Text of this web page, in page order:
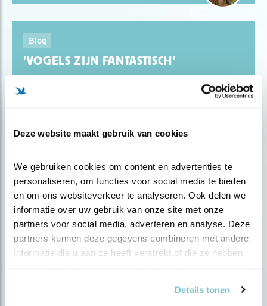
Deze website maakt gebruik van cookies
We gebruiken cookies om content en advertenties te
personaliseren, om functies voor social media te bieden
en om ons websiteverkeer te analyseren. Ook delen we
informatie over uw gebruik van onze site met onze
partners voor social media, adverteren en analyse. Deze
partners kunnen deze gegevens combineren met andere
informatie die u aan ze heeft verstrekt of die ze hebben
Details tonen
Blog
'VOGELS ZIJN FANTASTISCH'
Blog
“VOGELS KIJKEN KAN ALTIJD EN
OVERAL!”
Door Vogelbescherming Nederland